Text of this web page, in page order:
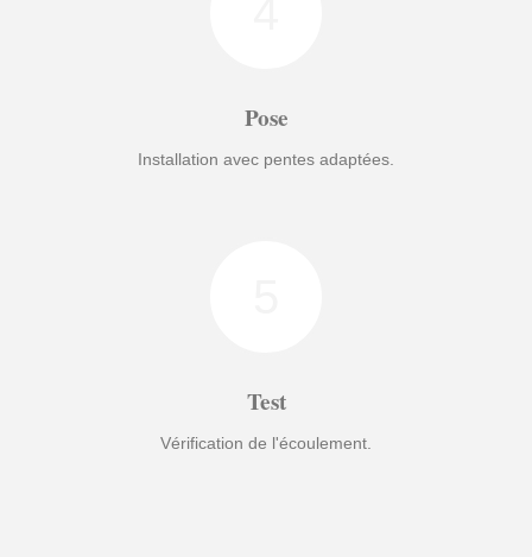
Pose
Installation avec pentes adaptées.
Test
Vérification de l'écoulement.